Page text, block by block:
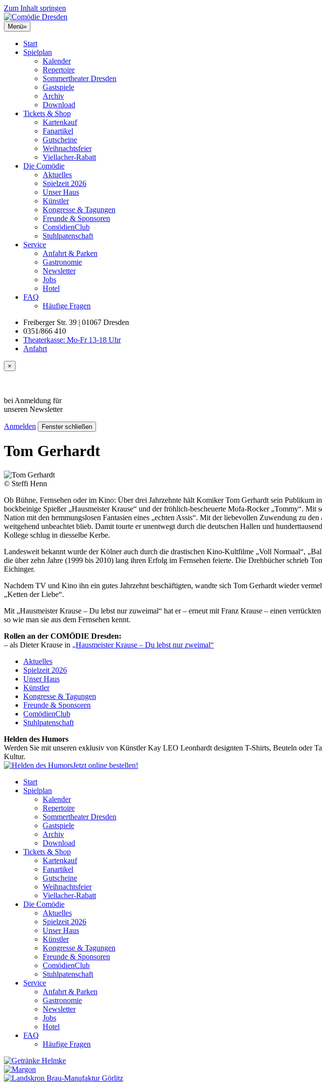
Zum Inhalt springen
Menü»
Start
Spielplan
Kalender
Repertoire
Sommertheater Dresden
Gastspiele
Archiv
Download
Tickets & Shop
Kartenkauf
Fanartikel
Gutscheine
Weihnachtsfeier
Viellacher-Rabatt
Die Comödie
Aktuelles
Spielzeit 2026
Unser Haus
Künstler
Kongresse & Tagungen
Freunde & Sponsoren
ComödienClub
Stuhlpatenschaft
Service
Anfahrt & Parken
Gastronomie
Newsletter
Jobs
Hotel
FAQ
Häufige Fragen
Freiberger Str. 39 | 01067 Dresden
0351/866 410
Theaterkasse: Mo-Fr 13-18 Uhr
Anfahrt
×
bei Anmeldung für
unseren Newsletter
Anmelden Fenster schließen
Tom Gerhardt
© Steffi Henn
Ob Bühne, Fernsehen oder im Kino: Über drei Jahrzehnte hält Komiker Tom Gerhardt sein Publikum
bockbeinige Spießer „Hausmeister Krause“ und der fröhlich-bescheuerte Mofa-Rocker „Tommy“.
Nation mit den hemmungslosen Fantasien eines „echten Assis“. Mit der liebevollen Zuwendung zu
weitgehend unbeachtet blieb. Damit tourte er unentwegt durch die deutschen Hallen und
Kollege schlug in diesselbe Kerbe.
Landesweit bekannt wurde der Kölner auch durch die drastischen Kino-Kultfilme „Voll Normaal“,
die über zehn Jahre (1999 bis 2010) lang ihren Erfolg im Fernsehen feierte. Die Drehbücher schrieb
Eichinger.
Nachdem TV und Kino ihn ein gutes Jahrzehnt beschäftigten, wandte sich Tom Gerhardt wieder
„Ketten der Liebe“.
Mit „Hausmeister Krause – Du lebst nur zuweimal“ hat er – erneut mit Franz Krause – einen
so wie man sie aus dem Fernsehen kennt.
Rollen an der COMÖDIE Dresden:
– als Dieter Krause in „Hausmeister Krause – Du lebst nur zweimal“
Aktuelles
Spielzeit 2026
Unser Haus
Künstler
Kongresse & Tagungen
Freunde & Sponsoren
ComödienClub
Stuhlpatenschaft
Helden des Humors
Werden Sie mit unseren exklusiv von Künstler Kay LEO Leonhardt designten T-Shirts, Beuteln oder
Kultur.
Jetzt online bestellen!
Start
Spielplan
Kalender
Repertoire
Sommertheater Dresden
Gastspiele
Archiv
Download
Tickets & Shop
Kartenkauf
Fanartikel
Gutscheine
Weihnachtsfeier
Viellacher-Rabatt
Die Comödie
Aktuelles
Spielzeit 2026
Unser Haus
Künstler
Kongresse & Tagungen
Freunde & Sponsoren
ComödienClub
Stuhlpatenschaft
Service
Anfahrt & Parken
Gastronomie
Newsletter
Jobs
Hotel
FAQ
Häufige Fragen